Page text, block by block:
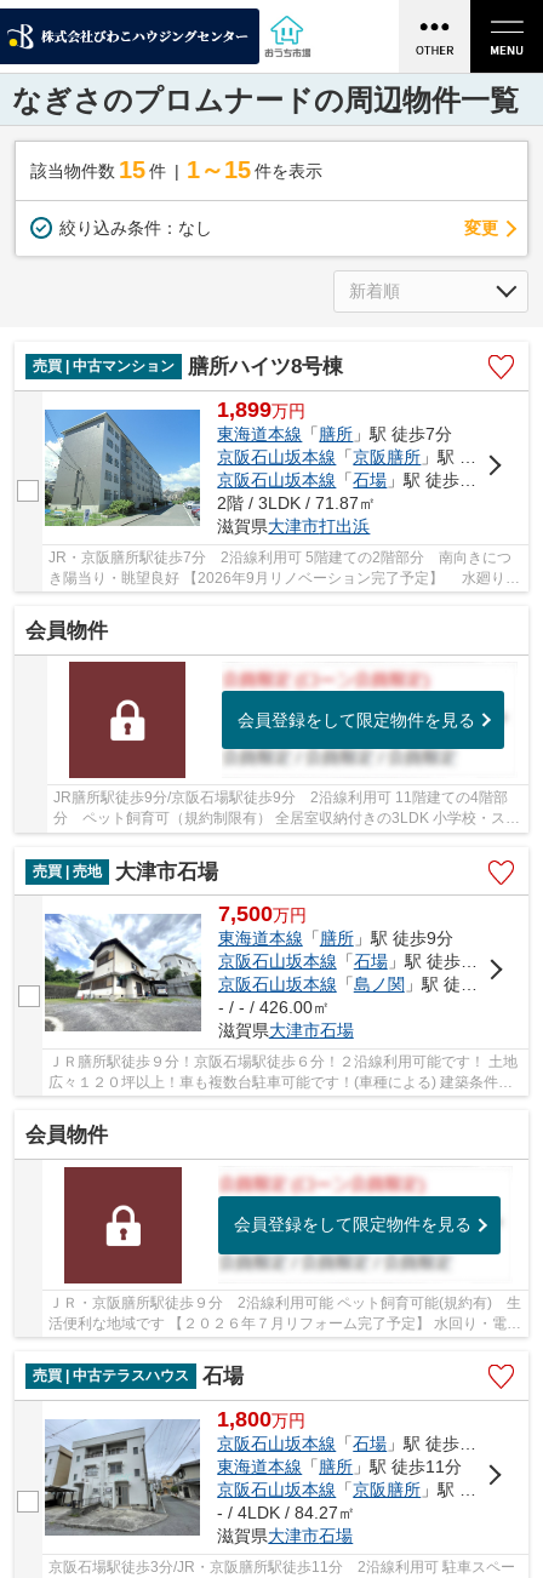
なぎさのプロムナードの周辺物件一覧
該当物件数 15件 1～15 件を表示
絞り込み条件： なし 変更
売買 | 中古マンション 膳所ハイツ8号棟
1,899万円
東海道本線 「膳所 」駅 徒歩7分
京阪石山坂本線 「京阪膳所 」駅 徒歩7分
京阪石山坂本線 「石場 」駅 徒歩10分
2階 / 3LDK / 71.87㎡
滋賀県大津市打出浜
JR・京阪膳所駅徒歩7分 2沿線利用可 5階建ての2階部分 南向きにつ
き陽当り・眺望良好 【2026年9月リノベーション完了予定】 水廻り交
換、壁・床貼替、建具交換など他 小学校・スー...
会員物件
会員登録をして限定物件を見る
JR膳所駅徒歩9分/京阪石場駅徒歩9分 2沿線利用可 11階建ての4階部
分 ペット飼育可（規約制限有） 全居室収納付きの3LDK 小学校・スー
パー徒歩10分圏内です
売買 | 売地
大津市石場
7,500万円
東海道本線 「膳所」駅 徒歩9分
京阪石山坂本線 「石場」駅 徒歩6分
京阪石山坂本線 「島ノ関 」駅 徒歩12分
- / - / 426.00㎡
滋賀県大津市石場
ＪＲ膳所駅徒歩９分！京阪石場駅徒歩６分！２沿線利用可能です！ 土地
広々１２０坪以上！車も複数台駐車可能です！(車種による) 建築条件無
会員物件
会員登録をして限定物件を見る
ＪＲ・京阪膳所駅徒歩９分 2沿線利用可能 ペット飼育可能(規約有) 生
活便利な地域です 【２０２６年７月リフォーム完了予定】 水回り・電気
売買 | 中古テラスハウス
石場
1,800万円
京阪石山坂本線 「石場 」駅 徒歩3分
東海道本線 「膳所 」駅 徒歩11分
京阪石山坂本線 「京阪膳所 」駅 徒歩11分
- / 4LDK / 84.27㎡
滋賀県大津市石場
京阪石場駅徒歩3分/JR・京阪膳所駅徒歩11分 2沿線利用可 駐車スペー